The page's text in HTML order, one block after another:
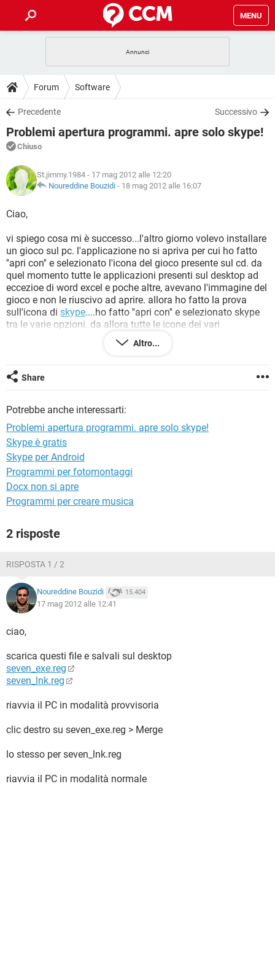
MENU
INTRATTENIMENTO
iOS
INSTAGRAM WHATSAPP
TIKTOK
HARDWARE
GUIDE
COVID-19
iOS
INSTAGRAM
TIKTOK FACEBOOK
DOWNLOAD
COVID-19 GAMING
INTRATTENIMENTO
iOS WINDOWS 10
INSTAGRAM
TIKTOK
HARDWARE
FORUM
COVID-19
INTRATTENIMENTO ANDROID
TIKTOK FACEBOOK
HARDWARE
GLOSSARIO
COVID-19
INTRATTENIMENTO
iOS WINDOWS 10
INSTAGRAM WHATSAPP
TIKTOK FACEBOOK
HARDWARE
Forum Software
Precedente Successivo
Problemi apertura programmi. apre solo skype!
Chiuso
St.jimmy.1984 - 17 mag 2012 alle 12:20
Noureddine Bouzidi - 18 mag 2012 alle 16:07
Ciao,
vi spiego cosa mi è successo...l'altro giorno volevo installare
un gioco sul pc. l'applicazione no si apriva per cui ho fatto
''apri con'' e selezionato l'icona del gioco presente sul cd. da
quel momento tutte le applicazioni presenti sul desktop ad
eccezioe di word excel e poche altre, avevano l'immagine del
gioco e non le riuscivo ad aprire. allora ho fatto la prova
sull'icona di skype....ho fatto ''apri con'' e selezionato skype
tra le varie opzioni. da allora tutte le icone dei vari
peogrammi sul desktop hanno l'icona di skype e se provo ad
aprirli si apre automaticamente skype. S.O. windows 7
problema e ripristinare il tutto ( ho provato qualcosa dalle
opzioni ripristino impostazione che fornisce windows, ma
Altro...
Share
Potrebbe anche interessarti:
Problemi apertura programmi. apre solo skype!
Skype è gratis
Skype per Android
Programmi per fotomontaggi
Docx non si apre
Programmi per creare musica
2 risposte
RISPOSTA 1 / 2
Noureddine Bouzidi 15.404
17 mag 2012 alle 12:41
ciao,
scarica questi file e salvali sul desktop
seven_exe.reg
seven_lnk.reg
riavvia il PC in modalità provvisoria
clic destro su seven_exe.reg > Merge
lo stesso per seven_lnk.reg
riavvia il PC in modalità normale